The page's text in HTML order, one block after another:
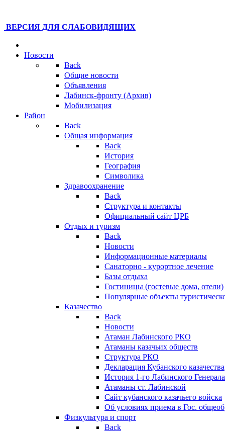
ВЕРСИЯ ДЛЯ СЛАБОВИДЯЩИХ
Новости
Back
Общие новости
Объявления
Лабинск-фронту (Архив)
Мобилизация
Район
Back
Общая информация
Back
История
География
Символика
Здравоохранение
Back
Структура и контакты
Официальный сайт ЦРБ
Отдых и туризм
Back
Новости
Информационные материалы
Санаторно - курортное лечение
Базы отдыха
Гостиницы (гостевые дома, отели)
Популярные объекты
Казачество
Back
Новости
Атаман Лабинского РКО
Атаманы казачьих обществ
Структура РКО
Декларация Кубанского казачества
История 1-го Лабинского
Атаманы ст. Лабинской
Cайт кубанского казачьего войска
Об условиях приема в Гос.
Физкультура и спорт
Back